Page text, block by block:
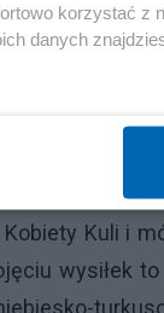
się tutaj o
sąsiada,
Kuli i
wysiłek to
korzystać z
danych